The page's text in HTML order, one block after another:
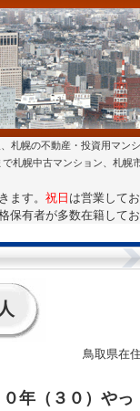
札幌の不動産・投資用マン
札幌中古マンション、札幌
ます。 祝日 は営業してお
有者が多数在籍してお
鳥取県在
年（３０）やっ